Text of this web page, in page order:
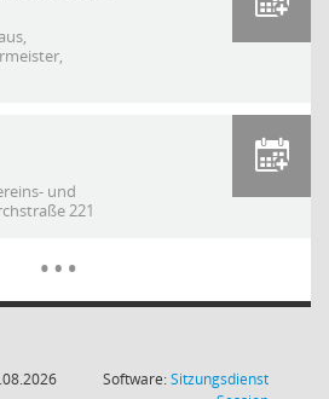
und
221
…
Software:Sitzungsdienst